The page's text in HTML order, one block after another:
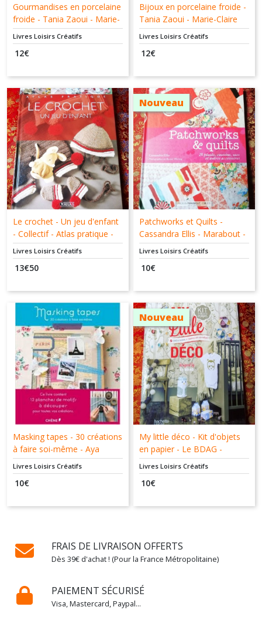
Gourmandises en porcelaine
froide - Tania Zaoui - Marie-
Claire
Livres Loisirs Créatifs
12€
Bijoux en porcelaine froide -
Tania Zaoui - Marie-Claire
Livres Loisirs Créatifs
12€
Le crochet - Un jeu d'enfant
- Collectif - Atlas pratique -
9782723460965
Livres Loisirs Créatifs
13€50
Nouveau
Patchworks et Quilts -
Cassandra Ellis - Marabout -
9782501078993
Livres Loisirs Créatifs
10€
Masking tapes - 30 créations
à faire soi-même - Aya
Nagaoka - Rie Takeuchi - Du
Chêne - 9782812305368
Livres Loisirs Créatifs
10€
Nouveau
My little déco - Kit d'objets
en papier - Le BDAG -
Hachette - 9782012384989
Livres Loisirs Créatifs
10€
FRAIS DE LIVRAISON OFFERTS
Dès 39€ d'achat ! (Pour la France Métropolitaine)
PAIEMENT SÉCURISÉ
Visa, Mastercard, Paypal...